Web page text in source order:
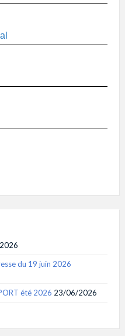
du 19 juin 2026
été 2026 23/06/2026